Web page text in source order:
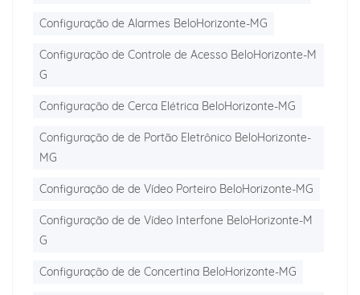
Configuração de Alarmes BeloHorizonte-MG
Configuração de Controle de Acesso BeloHorizonte-M
G
Configuração de Cerca Elétrica BeloHorizonte-MG
Configuração de de Portão Eletrônico BeloHorizonte-
MG
Configuração de de Vídeo Porteiro BeloHorizonte-MG
Configuração de de Vídeo Interfone BeloHorizonte-M
G
Configuração de de Concertina BeloHorizonte-MG